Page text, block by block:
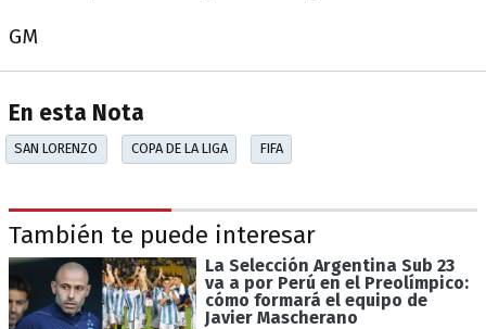
GM
En esta Nota
SAN LORENZO COPA DE LA LIGA FIFA
También te puede interesar
La Selección Argentina Sub 23
va a por Perú en el Preolímpico:
cómo formará el equipo de
Javier Mascherano